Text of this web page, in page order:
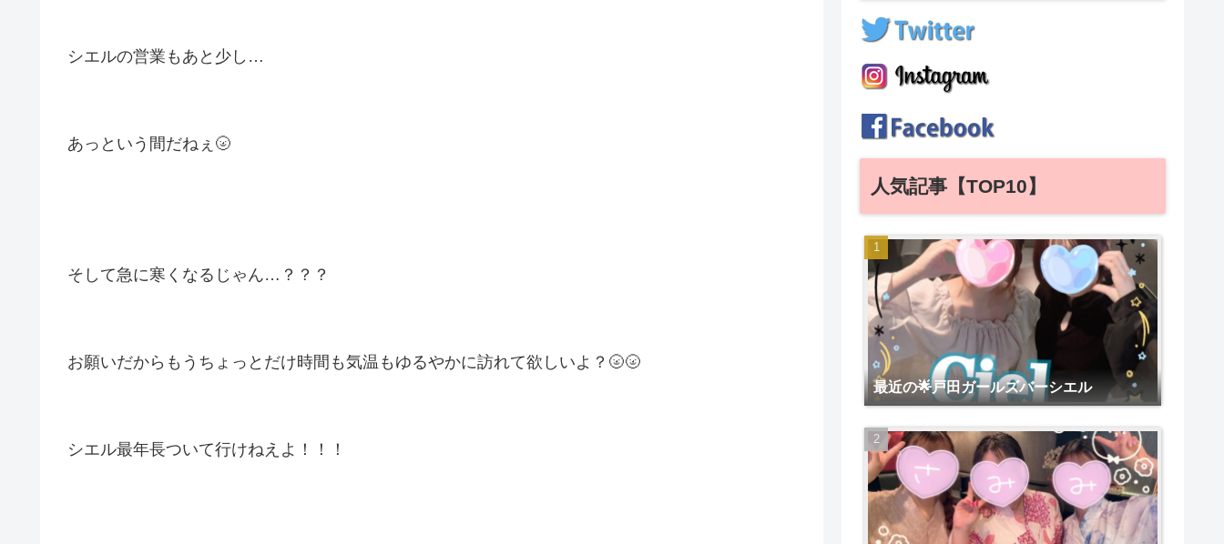
シエルの営業もあと少し…
あっという間だねぇ🌝
そして急に寒くなるじゃん…？？？
お願いだからもうちょっとだけ時間も気温もゆるやかに訪れて欲しいよ？🌝🌝
シエル最年長ついて行けねえよ！！！
人気記事【TOP10】
最近の🌟戸田ガールズバーシエル